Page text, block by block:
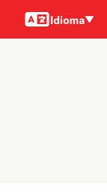
Idiomas
Idioma